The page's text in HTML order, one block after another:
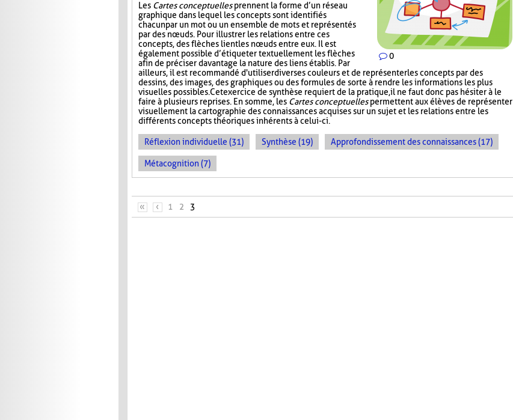
0
Les Cartes conceptuellesprennent la forme d’un réseau
graphique dans lequel les concepts sont identifiés
chacun par un mot ou un ensemble de mots et représentés
par des nœuds. Pour illustrer les relations entre ces
concepts, des flèches lient les nœuds entre eux. Il est
également possible d’étiqueter textuellement les flèches
afin de préciser davantage la nature des liens établis. Par
ailleurs, il est recommandé d'utiliser diverses couleurs et de représenter les concepts par des
dessins, des images, des graphiques ou des formules de sorte à rendre les informations les plus
visuelles possibles. Cet exercice de synthèse requiert de la pratique, il ne faut donc pas hésiter à le
faire à plusieurs reprises. En somme, les Cartes conceptuellespermettent aux élèves de représenter
visuellement la cartographie des connaissances acquises sur un sujet et les relations entre les
différents concepts théoriques inhérents à celui-ci.
Réflexion individuelle (31) Synthèse (19) Approfondissement des connaissances (17)
Métacognition (7)
« ‹ 1 2 3